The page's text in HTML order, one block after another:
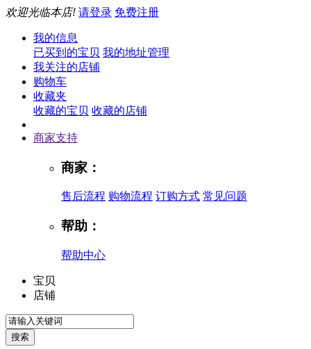
欢迎光临本店! 请登录 免费注册
我的信息
已买到的宝贝 我的地址管理
我关注的店铺
购物车
收藏夹
收藏的宝贝 收藏的店铺
商家支持
商家：
售后流程 购物流程 订购方式 常见问题
帮助：
帮助中心
宝贝
店铺